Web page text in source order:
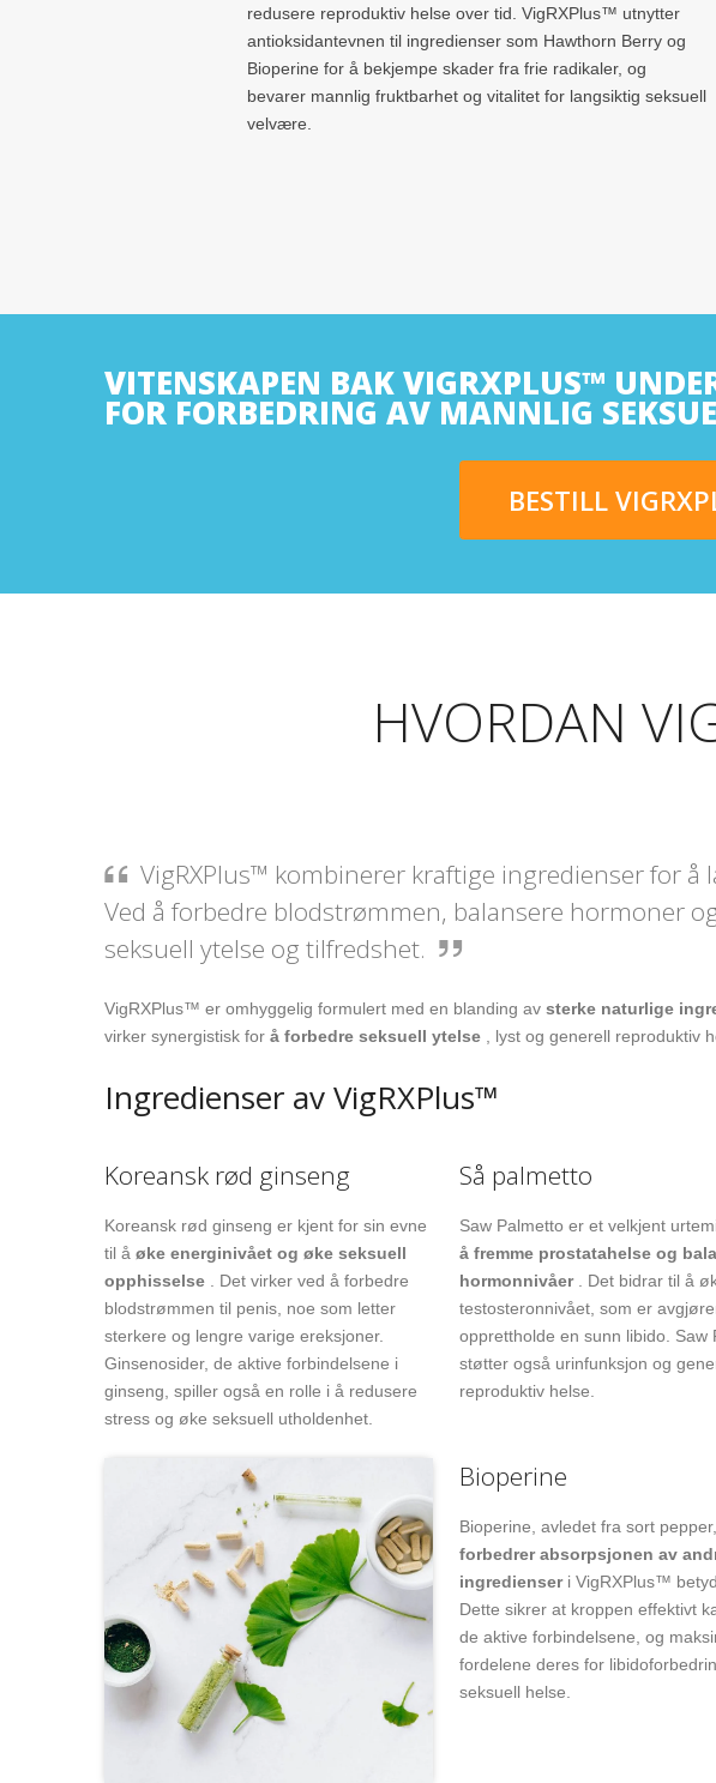
redusere reproduktiv helse over tid. VigRXPlus™ utnytter
antioksidantevnen til ingredienser som Hawthorn Berry og
Bioperine for å bekjempe skader fra frie radikaler, og
bevarer mannlig fruktbarhet og vitalitet for langsiktig seksuell
velvære.
VITENSKAPEN BAK VIGRXPLUS™
FOR FORBEDRING AV MANNLIG
BESTILL
HVORDAN
VigRXPlus™ kombinerer kraftige ingredienser for
Ved å forbedre blodstrømmen, balansere hormoner
seksuell ytelse og tilfredshet.
VigRXPlus™ er omhyggelig formulert med en blanding av sterke naturlige
virker synergistisk for å forbedre seksuell ytelse , lyst og generell reproduktiv
Ingredienser av VigRXPlus™
Koreansk rød ginseng
Koreansk rød ginseng er kjent for sin evne
til å øke energinivået og øke seksuell
opphisselse . Det virker ved å forbedre
blodstrømmen til penis, noe som letter
sterkere og lengre varige ereksjoner.
Ginsenosider, de aktive forbindelsene i
ginseng, spiller også en rolle i å redusere
stress og øke seksuell utholdenhet.
Så palmetto
Saw Palmetto er et velkjent
å fremme prostatahelse og
hormonnivåer. Det bidrar til å
testosteronnivået, som er
opprettholde en sunn libido. Saw
støtter også urinfunksjon og
reproduktiv helse.
Bioperine
Bioperine, avledet fra sort pepper,
forbedrer absorpsjonen av
ingredienseri VigRXPlus™
Dette sikrer at kroppen effektivt
de aktive forbindelsene, og
fordelene deres for
seksuell helse.